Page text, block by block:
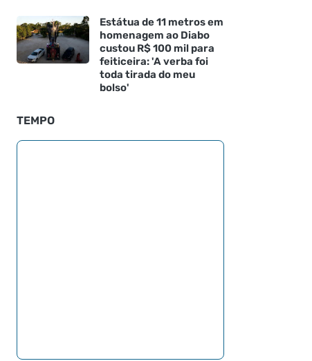
Estátua de 11 metros em
homenagem ao Diabo
custou R$ 100 mil para
feiticeira: 'A verba foi
toda tirada do meu
bolso'
TEMPO